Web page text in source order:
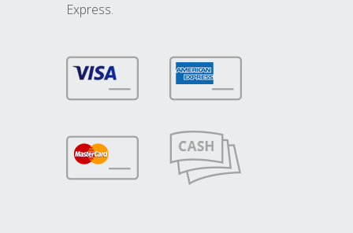
Express.